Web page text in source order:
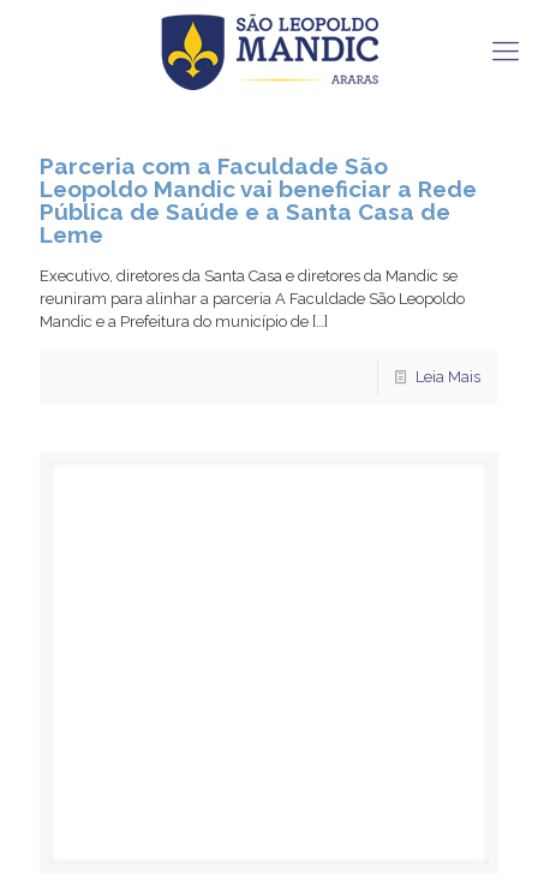
Parceria com a Faculdade São
Leopoldo Mandic vai beneficiar a Rede
Pública de Saúde e a Santa Casa de
Leme
Executivo, diretores da Santa Casa e diretores da Mandic se
reuniram para alinhar a parceria A Faculdade São Leopoldo
Mandic e a Prefeitura do município de […]
Leia Mais